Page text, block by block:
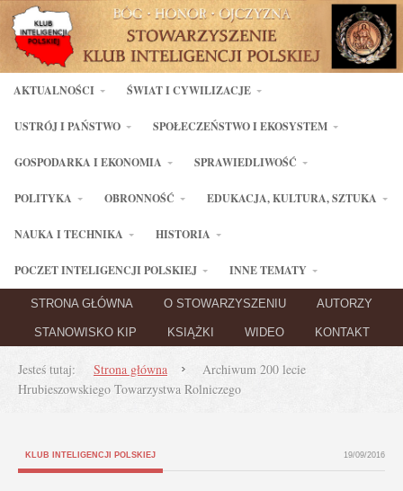
AKTUALNOŚCI ŚWIAT I CYWILIZACJE
USTRÓJ I PAŃSTWO SPOŁECZEŃSTWO I EKOSYSTEM
GOSPODARKA I EKONOMIA SPRAWIEDLIWOŚĆ
POLITYKA OBRONNOŚĆ EDUKACJA, KULTURA, SZTUKA
NAUKA I TECHNIKA HISTORIA
POCZET INTELIGENCJI POLSKIEJ INNE TEMATY
STRONA GŁÓWNA O STOWARZYSZENIU AUTORZY
STANOWISKO KIP KSIĄŻKI WIDEO KONTAKT
Jesteś tutaj: Strona główna
Archiwum 200 lecie
Hrubieszowskiego Towarzystwa Rolniczego
KLUB INTELIGENCJI POLSKIEJ 19/09/2016